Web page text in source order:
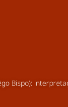
Bispo):